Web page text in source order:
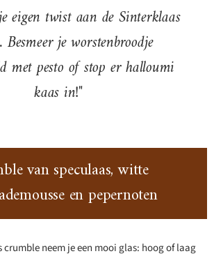
eigen twist aan de Sinterklaas
Besmeer je worstenbroodje
met pesto of stop er halloumi
kaas in!"
van speculaas, witte
en pepernoten
crumble neem je een mooi glas: hoog of laag